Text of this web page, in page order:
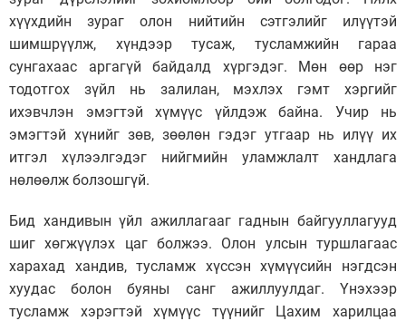
хүүхдийн зураг олон нийтийн сэтгэлийг илүүтэй
шимшрүүлж, хүндээр тусаж, тусламжийн гараа
сунгахаас аргагүй байдалд хүргэдэг. Мөн өөр нэг
тодотгох зүйл нь залилан, мэхлэх гэмт хэргийг
ихэвчлэн эмэгтэй хүмүүс үйлдэж байна. Учир нь
эмэгтэй хүнийг зөв, зөөлөн гэдэг утгаар нь илүү их
итгэл хүлээлгэдэг нийгмийн уламжлалт хандлага
нөлөөлж болзошгүй.
Бид хандивын үйл ажиллагааг гаднын байгууллагууд
шиг хөгжүүлэх цаг болжээ. Олон улсын туршлагаас
харахад хандив, тусламж хүссэн хүмүүсийн нэгдсэн
хуудас болон буяны санг ажиллуулдаг. Үнэхээр
тусламж хэрэгтэй хүмүүс түүнийг Цахим харилцаа